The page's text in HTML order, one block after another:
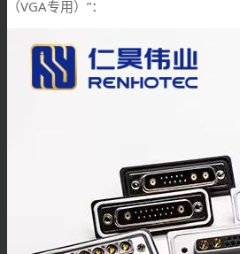
DIN4.3/10连接器
DIN1.6/5.6连接器
DIN1.0/2.3连接
（VGA专用）”：